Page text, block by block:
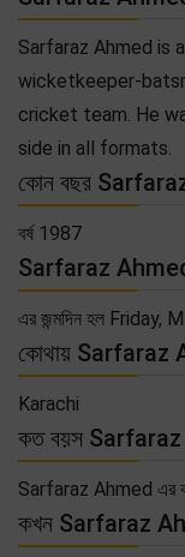
Sarfaraz Ahmed is
wicketkeeper-
cricket team. He
side in all formats.
কোন বছর
বর্ষ 1987
Sarfaraz
এর জন্মদিন হল Friday,
কোথায় Sarfaraz
Karachi
কত বয়স
Sarfaraz Ahmed এর
কখন Sarfaraz